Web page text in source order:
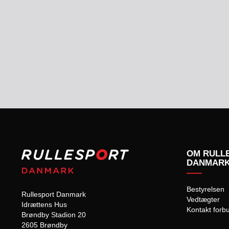
Rullesport Danmark
Idrættens Hus
Brøndby Stadion 20
2605 Brøndby
OM
Bestyrelsen
Vedtægter
Kontakt